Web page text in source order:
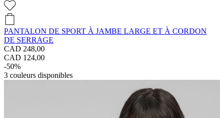
PANTALON DE SPORT À JAMBE LARGE ET À CORDON
DE SERRAGE
CAD 248,00
CAD 124,00
-50%
3 couleurs disponibles